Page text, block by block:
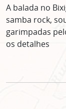
A balada no
samba rock,
garimpadas
os detalhes